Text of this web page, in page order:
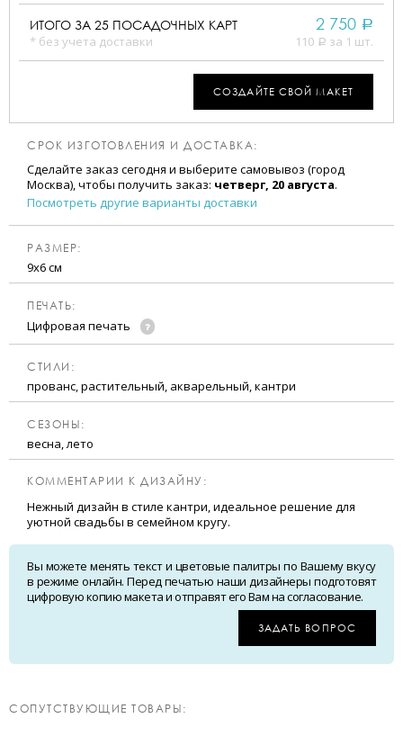
ИТОГО ЗА 25 ПОСАДОЧНЫХ КАРТ
* без учета доставки
2 750 a
110 a за 1 шт.
СОЗДАЙТЕ СВОЙ МАКЕТ
СРОК ИЗГОТОВЛЕНИЯ И ДОСТАВКА:
Сделайте заказ сегодня и выберите самовывоз (город
Москва), чтобы получить заказ: четверг, 20 августа.
Посмотреть другие варианты доставки
РАЗМЕР:
9х6 см
ПЕЧАТЬ:
Цифровая печать
CТИЛИ:
прованс, растительный, акварельный, кантри
CЕЗОНЫ:
весна, лето
КОММЕНТАРИИ К ДИЗАЙНУ:
Нежный дизайн в стиле кантри, идеальное решение для
уютной свадьбы в семейном кругу.
Вы можете менять текст и цветовые палитры по Вашему вкусу
в режиме онлайн. Перед печатью наши дизайнеры подготовят
цифровую копию макета и отправят его Вам на согласование.
ЗАДАТЬ ВОПРОС
CОПУТСТВУЮЩИЕ ТОВАРЫ: